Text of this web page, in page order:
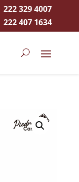
222 329 4007
222 407 1634